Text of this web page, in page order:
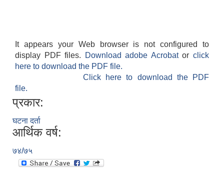
It appears your Web browser is not configured to
display PDF files.
Download adobe Acrobatorclick
here to download the PDF file.
Click here to download the PDF
file.
प्रकार:
घटना दर्ता
आर्थिक वर्ष:
७४/७५